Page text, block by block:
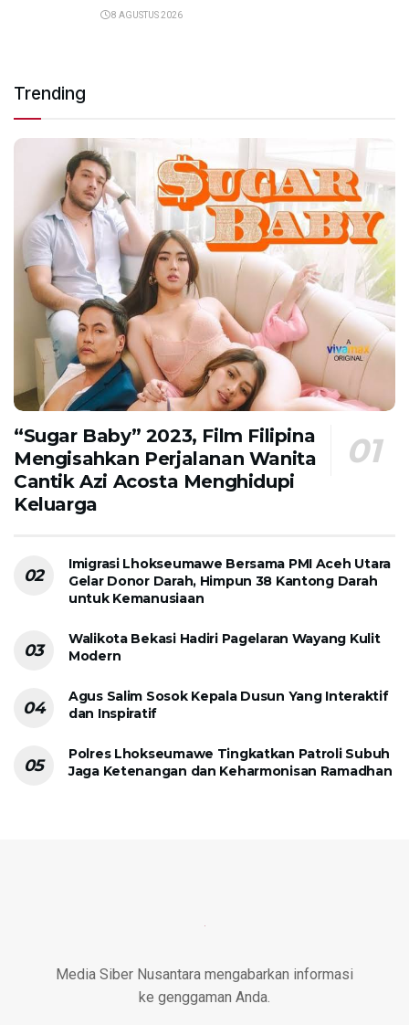
8 AGUSTUS 2026
Trending
“Sugar Baby” 2023, Film Filipina
Mengisahkan Perjalanan Wanita
Cantik Azi Acosta Menghidupi
Keluarga
Imigrasi Lhokseumawe Bersama PMI Aceh Utara
Gelar Donor Darah, Himpun 38 Kantong Darah
untuk Kemanusiaan
Walikota Bekasi Hadiri Pagelaran Wayang Kulit
Modern
Agus Salim Sosok Kepala Dusun Yang Interaktif
dan Inspiratif
Polres Lhokseumawe Tingkatkan Patroli Subuh
Jaga Ketenangan dan Keharmonisan Ramadhan
Media Siber Nusantara mengabarkan informasi
ke genggaman Anda.